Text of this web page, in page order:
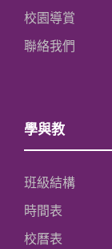
校園導賞
聯絡我們
學與教
班級結構
時間表
校曆表